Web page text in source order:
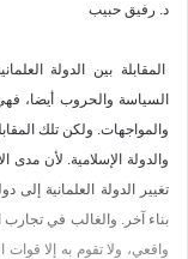
د. رفيق حبيب
المقابلة بين الدولة
السياسة والحروب أيضا،
والمواجهات. ولكن تلك
والدولة الإسلامية. لأن
تغيير الدولة العلمانية إلى
بناء آخر. والغالب في تجارب
واقعي، ولا تقوم به إلا